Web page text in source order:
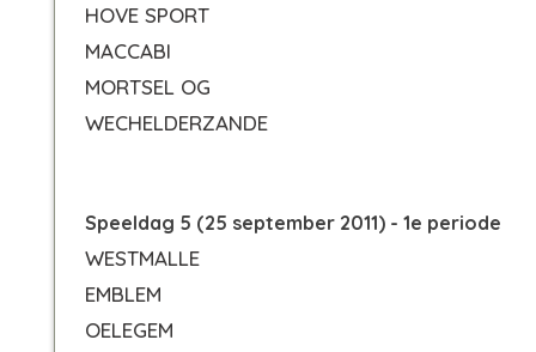
HOVE SPORT
MACCABI
MORTSEL OG
WECHELDERZANDE
Speeldag 5 (25 september 2011) - 1e periode
WESTMALLE
EMBLEM
OELEGEM